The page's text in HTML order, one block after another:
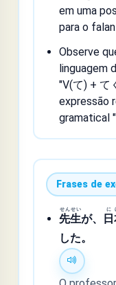
em uma
para o
Observe
linguagem
"V(て) + て
expressão
gramatical
Frases de
先
せん
生
せい
が、 日
に
した。